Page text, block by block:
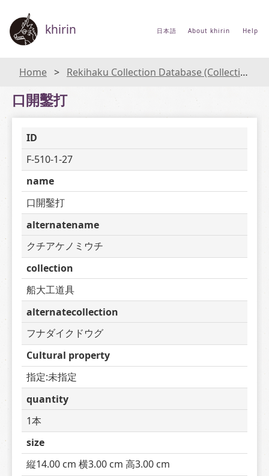
khirin 日本語 About khirin Help
Home Rekihaku Collection Database (Collections Database of the National Museum of Japanese History)
口開鑿打
ID
F-510-1-27
name
口開鑿打
alternatename
クチアケノミウチ
collection
船大工道具
alternatecollection
フナダイクドウグ
Cultural property
指定:未指定
quantity
1本
size
縦14.00 cm 横3.00 cm 高3.00 cm